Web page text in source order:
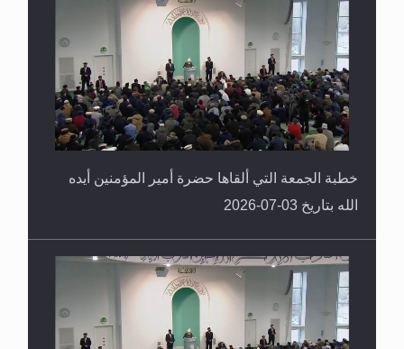
خطبة الجمعة التي ألقاها حضرة أمير المؤمنين أيده
الله بتاريخ 03-07-2026